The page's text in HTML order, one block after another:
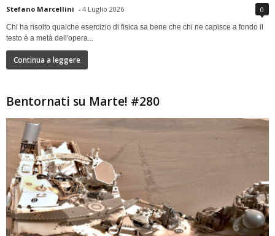
Stefano Marcellini - 4 Luglio 2026 0
Chi ha risolto qualche esercizio di fisica sa bene che chi ne capisce a fondo il
testo è a metà dell'opera...
Continua a leggere
Bentornati su Marte! #280